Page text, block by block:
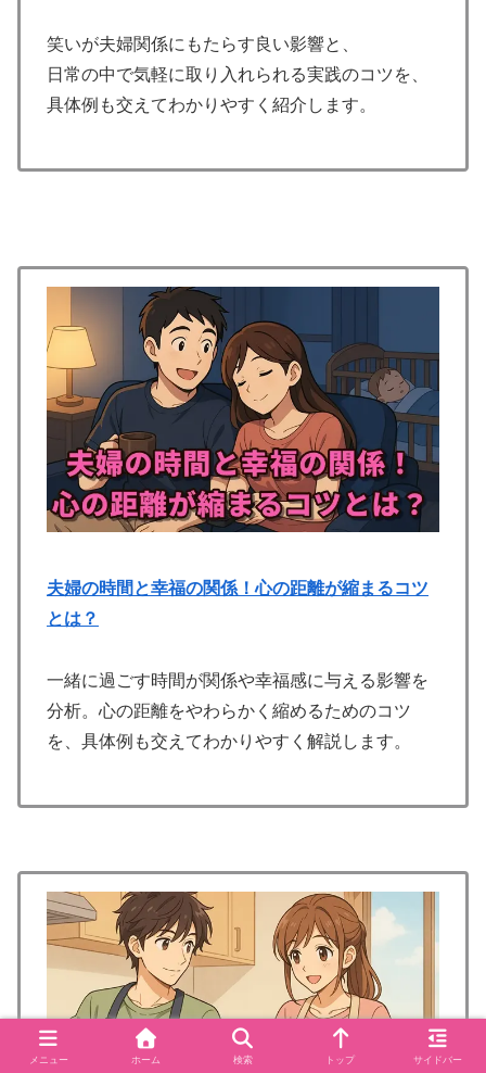
笑いが夫婦関係にもたらす良い影響と、
日常の中で気軽に取り入れられる実践のコツを、
具体例も交えてわかりやすく紹介します。
夫婦の時間と幸福の関係！心の距離が縮まるコツ
とは？
一緒に過ごす時間が関係や幸福感に与える影響を
分析。心の距離をやわらかく縮めるためのコツ
を、具体例も交えてわかりやすく解説します。
メニュー ホーム 検索 トップ サイドバー